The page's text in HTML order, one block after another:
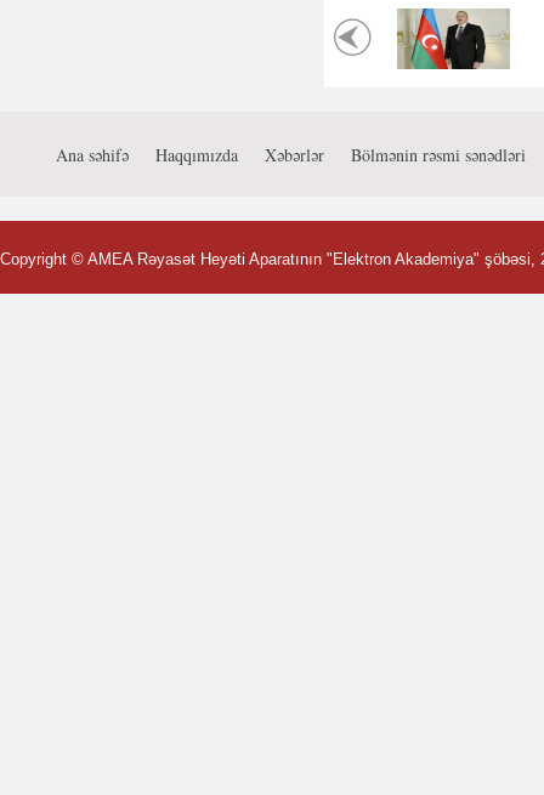
Ana səhifə Haqqımızda Xəbərlər Bölmənin rəsmi sənədləri
Copyright © AMEA Rəyasət Heyəti Aparatının "Elektron Akademiya" şöbəsi,